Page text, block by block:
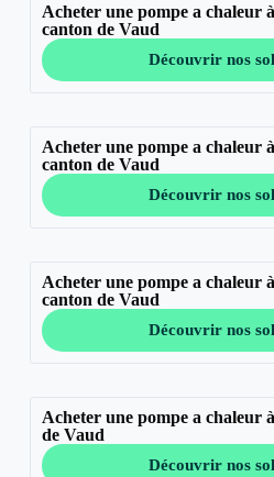
Acheter une pompe a chaleur
canton de Vaud
Découvrir nos
Acheter une pompe a chaleur
canton de Vaud
Découvrir nos
Acheter une pompe a chaleur
canton de Vaud
Découvrir nos
Acheter une pompe a chaleur
de Vaud
Découvrir nos